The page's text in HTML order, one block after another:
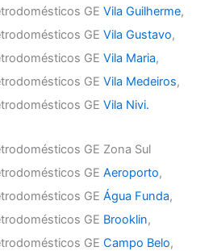
GEVila Guilherme,
GEVila Gustavo,
GEVila Maria,
GEVila Medeiros,
GEVila Nivi.
GE Zona Sul
GEAeroporto,
GEÁgua Funda,
GE Brooklin,
GECampo Belo,